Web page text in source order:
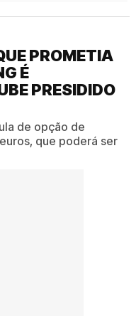
PROMETIA
É
PRESIDIDO
de opção de
que poderá ser